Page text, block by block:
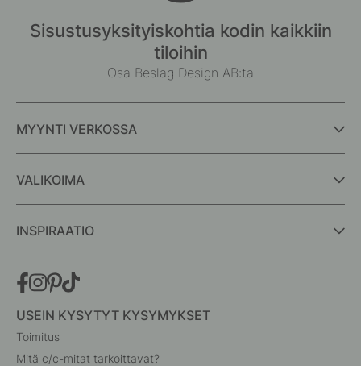
Sisustusyksityiskohtia kodin kaikkiin
tiloihin
Osa Beslag Design AB:ta
MYYNTI VERKOSSA
VALIKOIMA
INSPIRAATIO
USEIN KYSYTYT KYSYMYKSET
Toimitus
Mitä c/c-mitat tarkoittavat?